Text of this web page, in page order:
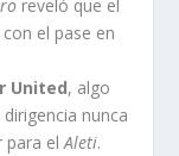
reveló que el
el pase en
United, algo
nunca
para elAleti.